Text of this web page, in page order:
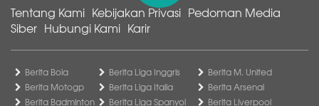
Tentang Kami Kebijakan Privasi Pedoman Media
Siber Hubungi Kami Karir
Berita Bola
Berita Motogp
Berita Badminton
Berita Liga Inggris
Berita Liga Italia
Berita Liga Spanyol
Berita M. United
Berita Arsenal
Berita Liverpool